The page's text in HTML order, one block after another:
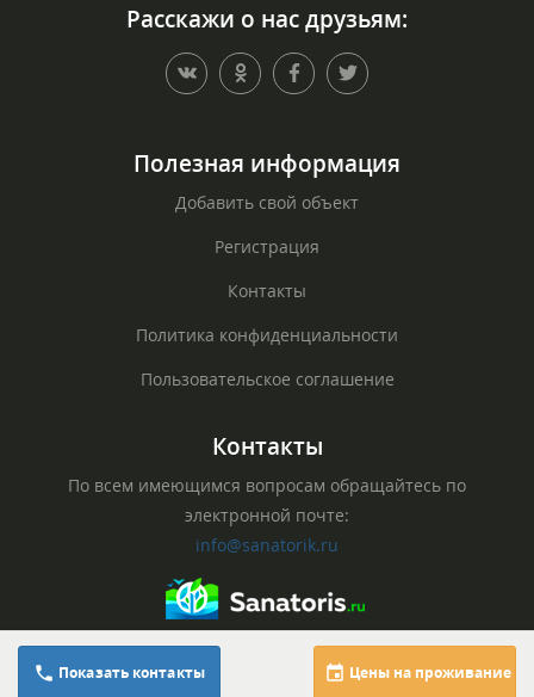
Показать контакты Цены на проживание
8 (391) 299-13-89
Расскажи о нас друзьям:
Полезная информация
Добавить свой объект
Регистрация
Контакты
Политика конфиденциальности
Пользовательское соглашение
Контакты
По всем имеющимся вопросам обращайтесь по
электронной почте:
info@sanatorik.ru
© Официальный сайт sanatorik.ru, 2026
Все права защищены